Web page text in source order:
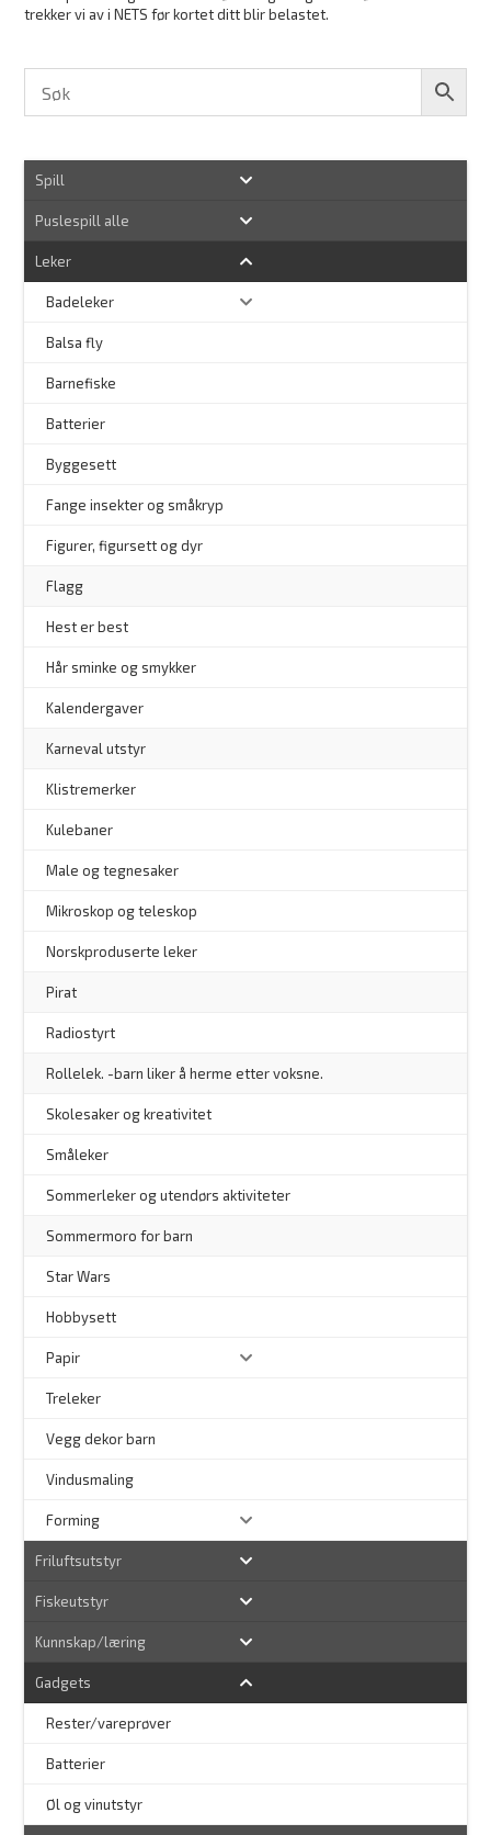
trekker vi av i NETS før kortet ditt blir belastet.
Spill
Puslespill alle
Leker
Badeleker
Balsa fly
Barnefiske
Batterier
Byggesett
Fange insekter og småkryp
Figurer, figursett og dyr
Flagg
Hest er best
Hår sminke og smykker
Kalendergaver
Karneval utstyr
Klistremerker
Kulebaner
Male og tegnesaker
Mikroskop og teleskop
Norskproduserte leker
Pirat
Radiostyrt
Rollelek. -barn liker å herme etter voksne.
Skolesaker og kreativitet
Småleker
Sommerleker og utendørs aktiviteter
Sommermoro for barn
Star Wars
Hobbysett
Papir
Treleker
Vegg dekor barn
Vindusmaling
Forming
Friluftsutstyr
Fiskeutstyr
Kunnskap/læring
Gadgets
Rester/vareprøver
Batterier
Øl og vinutstyr